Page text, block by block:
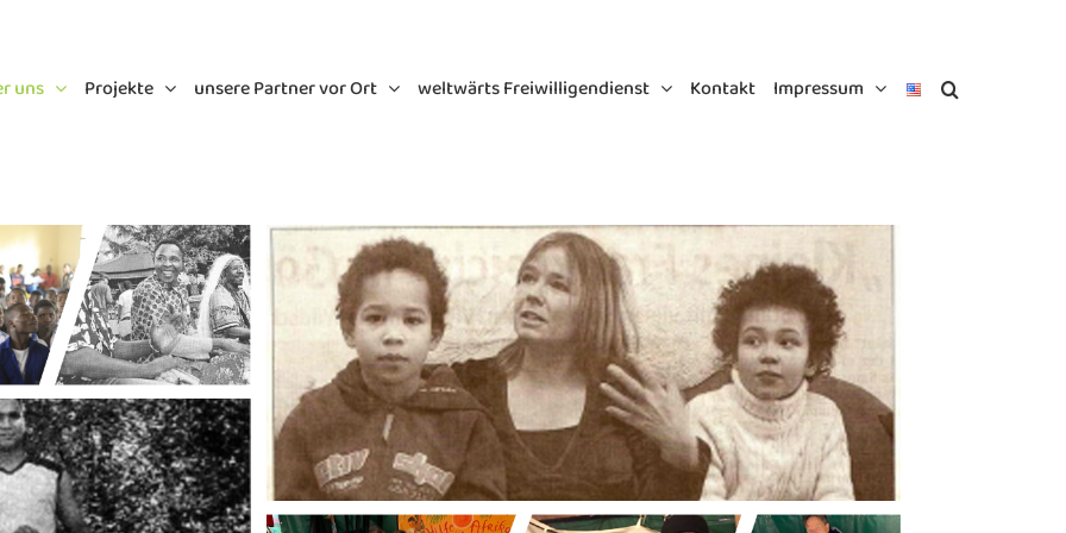
uns Projekte unsere Partner vor Ort weltwärts Freiwilligendienst Kontakt Impressum